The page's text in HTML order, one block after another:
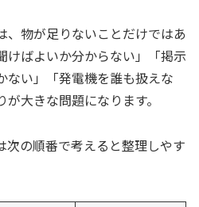
、物が足りないことだけではあ
けばよいか分からない」「掲示
ない」「発電機を誰も扱えな
大きな問題になります。
次の順番で考えると整理しやす